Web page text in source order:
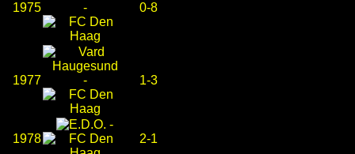
1975 - 0-8
1977 - 1-3
1978
-
2-1